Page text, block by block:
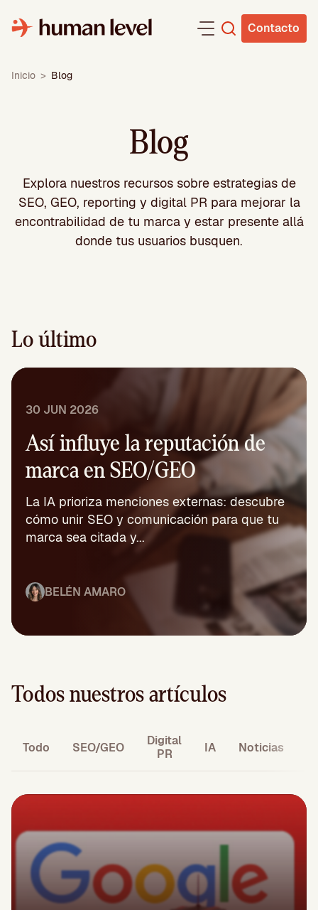
contenido
Contacto
Inicio > Blog
Blog
Explora nuestros recursos sobre estrategias de
SEO, GEO, reporting y digital PR para mejorar la
encontrabilidad de tu marca y estar presente allá
donde tus usuarios busquen.
Lo último
30 JUN 2026
Así influye la reputación de
marca en SEO/GEO
La IA prioriza menciones externas: descubre
cómo unir SEO y comunicación para que tu
marca sea citada y...
BELÉN AMARO
Todos nuestros artículos
Todo
Digital
PR
IA Noticias
SEO/GEO